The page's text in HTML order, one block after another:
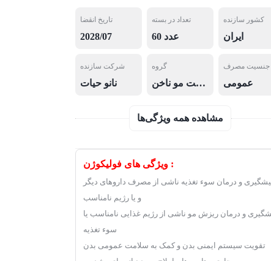
تاریخ انقضا
2028/07
تعداد در بسته
60 عدد
کشور سازنده
ایران
شرکت سازنده
نانو حیات
گروه
ویتامین های پوست مو ناخن
جنسیت مصرف
عمومی
مشاهده همه ویژگی‌ها
ویژگی های فولیکوژن :
و درمان سوء تغذیه ناشی از مصرف داروهای دیگر
و یا رژیم نامناسب
و درمان ریزش مو ناشی از رژیم غذایی نامناسب یا
سوء تغذیه
تقویت سیستم ایمنی بدن و کمک به سلامت عمومی بدن